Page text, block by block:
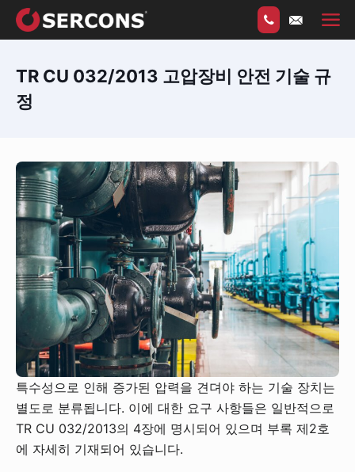
TR CU 032/2013 고압장비 안전 기술 규
정
특수성으로 인해 증가된 압력을 견뎌야 하는 기술 장치는
별도로 분류됩니다. 이에 대한 요구 사항들은 일반적으로
TR CU 032/2013의 4장에 명시되어 있으며 부록 제2호
에 자세히 기재되어 있습니다.